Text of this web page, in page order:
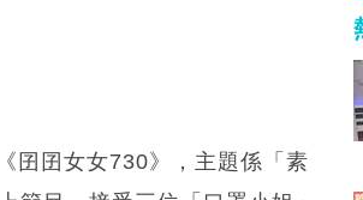
囝囝女女730》，主題係「素